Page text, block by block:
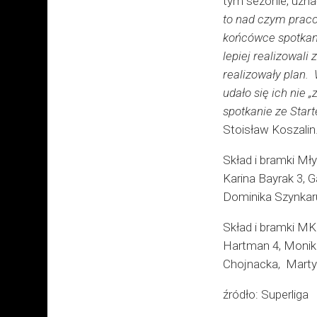
to nad czym
końcówce
lepiej realizowali
realizowały plan.
udało się ich nie
spotkanie ze
Stoisław
Skład i bramki
Karina Bayrak 3,
Dominika
Skład i bramki
Hartman 4,
Chojnacka,
źródło: Superliga